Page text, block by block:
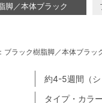
タイプ・カラ
約4-5週間（シ
脚／本体ブラック
ブラック樹脂脚／本体ブラッ